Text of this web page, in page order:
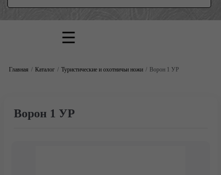
Главная Каталог Туристические и охотничьи ножи Ворон 1 УР
Ворон 1 УР